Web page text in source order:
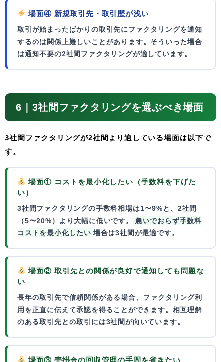
場面④ 新規取引先・取引歴が浅い
取引が始まったばかりの取引先にファクタリングを通知
するのは関係上難しいことがあります。そういった場合
は通知不要の2社間ファクタリングが適しています。
6｜3社間ファクタリングを選ぶべき場面
3社間ファクタリングが2社間より適している場面は以下で
す。
場面① コストを最小化したい（手数料を下げた
い）
3社間ファクタリングの手数料相場は1〜9%と、2社間
（5〜20%）より大幅に低いです。
急いでおらず手数料
コストを最小化したい 場合は3社間が最適です。
場面② 取引先との関係が良好で通知しても問題な
い
長年の取引先で信頼関係がある場合、ファクタリング利
用を正直に伝えて承認を得ることができます。 相互理解
のある取引先との取引 には3社間が向いています。
場面③ 売掛金の回収管理の手間を省きたい